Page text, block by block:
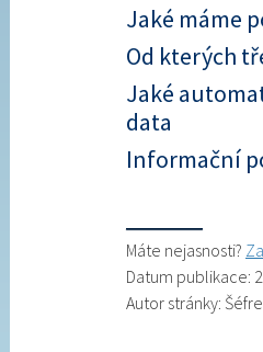
Jaké máme
Od kterých
Jaké
data
Informační
Máte nejasnosti?
Datum publikace:
Autor stránky: